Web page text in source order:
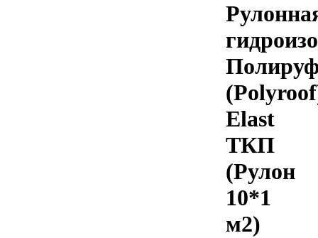
Elast
ТКП
(Рулон
10*1
м2)